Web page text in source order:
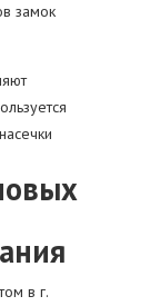
замок
в г.